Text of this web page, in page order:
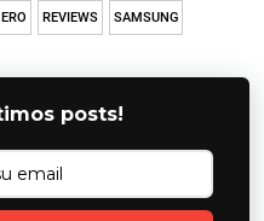
REVIEWS SAMSUNG
posts!